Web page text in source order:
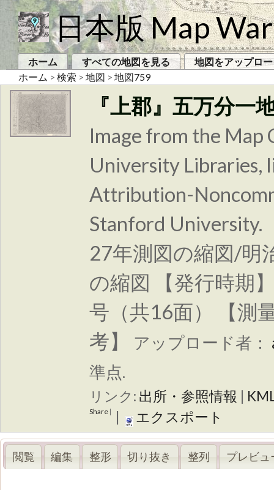
日本版 Map
ホーム すべての地図を見る
地図をアップロ
ホーム > 検索 > 地図 > 地図759
『上郡』五万分一
Image from the Map
University Libraries,
Attribution-
Stanford University.
27年測図の縮図/明
の縮図 【発行時期
号（共16面） 【測
考】
アップロード者：
準点.
リンク: 出所・参照情報 |
Share | | エクスポート
閲覧 編集 整形 切り抜き 整列 プレビュ